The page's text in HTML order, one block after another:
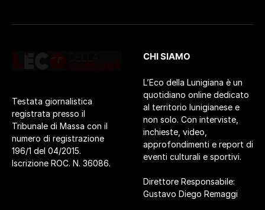
Testata giornalistica
registrata presso il
Tribunale di Massa con il
numero di registrazione
196/1 del 04/2015.
Iscrizione ROC. N. 36086.
CHI SIAMO
L’Eco della Lunigiana è un
quotidiano online dedicato
al territorio lunigianese e
non solo. Con interviste,
inchieste, video,
approfondimenti e report di
eventi culturali e sportivi.
Direttore Responsabile:
Gustavo Diego Remaggi